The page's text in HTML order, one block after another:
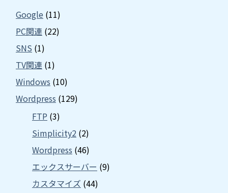
Google (11)
PC関連 (22)
SNS (1)
TV関連 (1)
Windows (10)
Wordpress (129)
FTP (3)
Simplicity2 (2)
Wordpress (46)
エックスサーバー (9)
カスタマイズ (44)